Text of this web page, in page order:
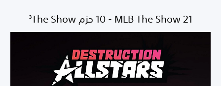
MLB The Show 21 - ‏10 حزم The Show‏ 3